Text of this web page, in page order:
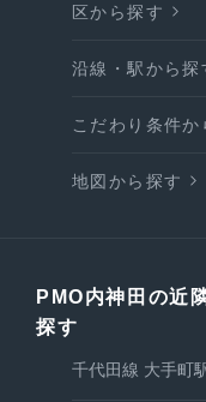
区から探す
沿線・駅から探
こだわり条件か
地図から探す
PMO内神田の近
探す
千代田線 大手町